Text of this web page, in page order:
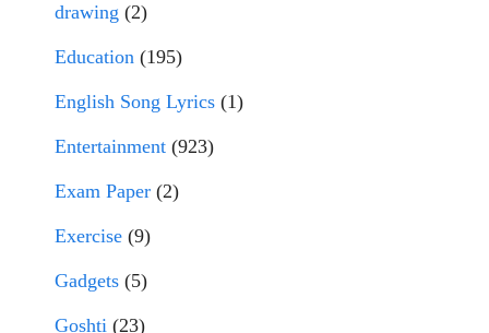
drawing (2)
Education (195)
English Song Lyrics (1)
Entertainment (923)
Exam Paper (2)
Exercise (9)
Gadgets (5)
Goshti (23)